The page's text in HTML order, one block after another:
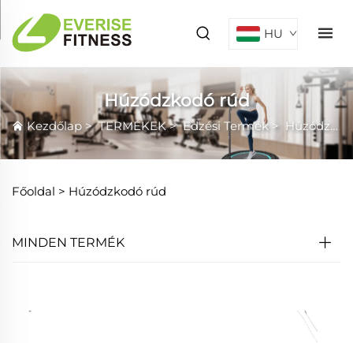
HU
Húzódzkodó rúd
Kezdőlap >TERMÉKEK>Edzési Termék> Húzódzkodó rúd
Főoldal > Húzódzkodó rúd
MINDEN TERMÉK